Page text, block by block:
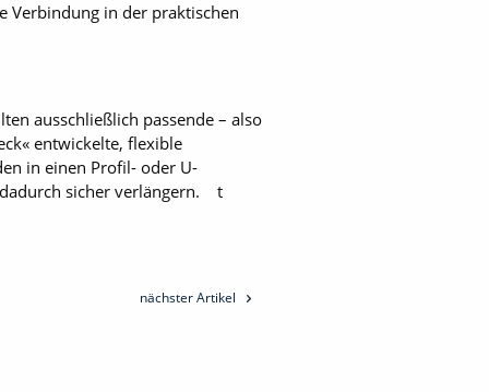
Verbindung in der praktischen
ausschließlich passende – also
entwickelte, flexible
in einen Profil- oder U-
dadurch sicher verlängern. t
nächster Artikel